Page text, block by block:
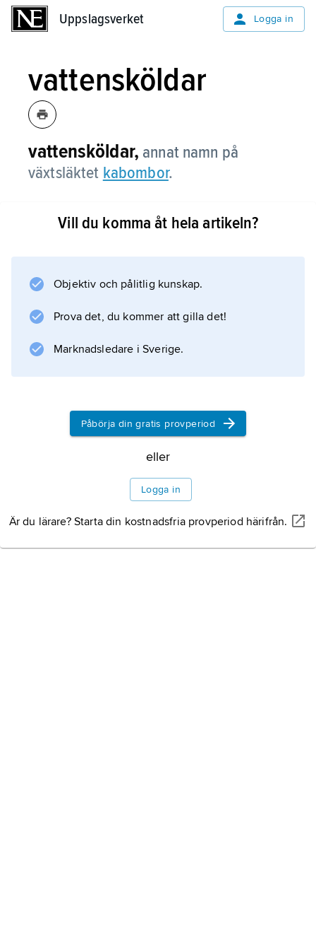
Uppslagsverket Logga in
vattensköldar
vattensköldar, annat namn på
växtsläktet kabombor.
Vill du komma åt hela artikeln?
Objektiv och pålitlig kunskap.
Prova det, du kommer att gilla det!
Marknadsledare i Sverige.
Påbörja din gratis provperiod
eller
Logga in
Är du lärare? Starta din kostnadsfria provperiod härifrån.